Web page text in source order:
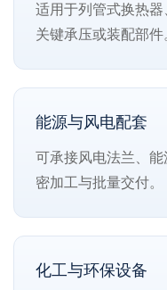
适用于列管式换热
关键承压或装配部件
能源与风电配套
可承接风电法兰、
密加工与批量交付。
化工与环保设备